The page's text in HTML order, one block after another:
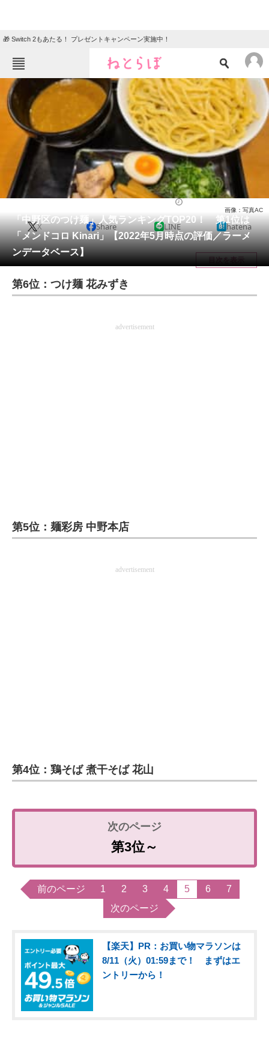
🎁 Switch 2もあたる！ プレゼントキャンペーン実施中！
ねとらぼメニュー
TOP ニュース
エンタメ クイズ
グルメ 地域
住まい 教育・育児
動物 リサーチ
会員記事
メディア
注目記事を集めた総合ページ
ITの今と未来を見通す
ITエンジニア向け専門サイト
「中野区のつけ麺」人気ランキングTOP20！ 第1位は
「メンドコロ Kinari」【2022年5月時点の評価／ラーメ
ンデータベース】
画像：写真AC
X Share LINE hatena
目次を表示
第6位：つけ麺 花みずき
advertisement
第5位：麺彩房 中野本店
advertisement
第4位：鶏そば 煮干そば 花山
第3位～
前のページ 1 2 3 4 5 6
7
次のページ
【楽天】PR：お買い物マラソンは
8/11（火）01:59まで！ まずはエ
ントリーから！